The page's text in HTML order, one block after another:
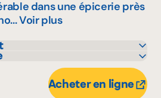
dans une épicerie près
Voir plus
Acheter en ligne